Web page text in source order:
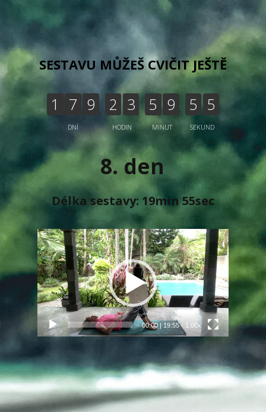
SESTAVU MŮŽEŠ CVIČIT JEŠTĚ
1 7 9
DNÍ
2 3
HODIN
5 9
MINUT
5 5
SEKUND
8. den
Délka sestavy: 19min 55sec
Video
přehrávač
00:00 |19:55 1.00x